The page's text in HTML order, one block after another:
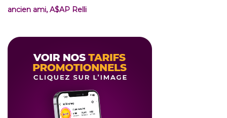
ancien ami, A$AP Relli